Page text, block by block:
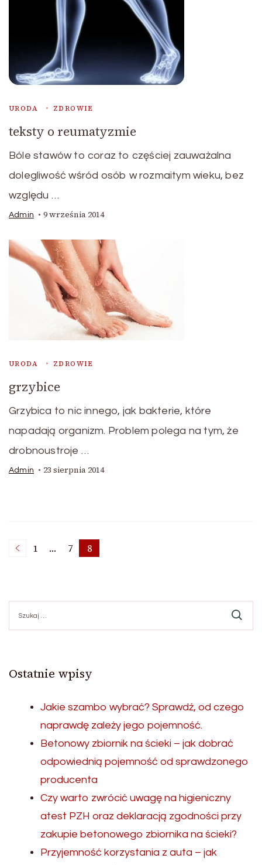
URODA ZDROWIE
teksty o reumatyzmie
Bóle stawów to coraz to częściej zauważalna
dolegliwość wśród osób w rozmaitym wieku, bez
względu …
Admin 9 września 2014
URODA ZDROWIE
grzybice
Grzybica to nic innego, jak bakterie, które
napadają organizm. Problem polega na tym, że
drobnoustroje …
Admin 23 sierpnia 2014
Nawigacja
po
wpisach
Page
1 … Page
7 Page
8
Ostatnie wpisy
Jakie szambo wybrać? Sprawdź, od czego
naprawdę zależy jego pojemność.
Betonowy zbiornik na ścieki – jak dobrać
odpowiednią pojemność od sprawdzonego
producenta
Czy warto zwrócić uwagę na higieniczny
atest PZH oraz deklaracją zgodności przy
zakupie betonowego zbiornika na ścieki?
Przyjemność korzystania z auta – jak